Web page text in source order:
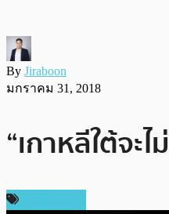
By Jiraboon
มกราคม 31, 2018
“เกาหลีใต้จ